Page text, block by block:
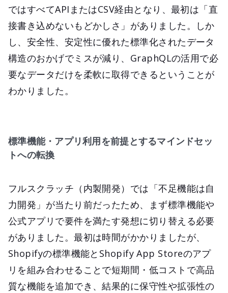
ではすべてAPIまたはCSV経由となり、最初は「直
接書き込めないもどかしさ」がありました。しか
し、安全性、安定性に優れた標準化されたデータ
構造のおかげでミスが減り、GraphQLの活用で必
要なデータだけを柔軟に取得できるということが
わかりました。
標準機能・アプリ利用を前提とするマインドセッ
トへの転換
フルスクラッチ（内製開発）では「不足機能は自
力開発」が当たり前だったため、まず標準機能や
公式アプリで要件を満たす発想に切り替える必要
がありました。最初は時間がかかりましたが、
Shopifyの標準機能とShopify App Storeのアプ
リを組み合わせることで短期間・低コストで高品
質な機能を追加でき、結果的に保守性や拡張性の